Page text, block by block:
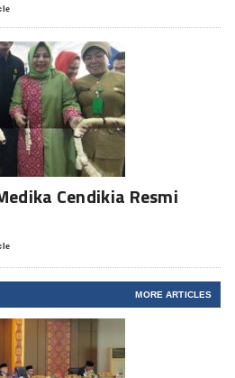
Cendikia Resmi
MORE ARTICLES